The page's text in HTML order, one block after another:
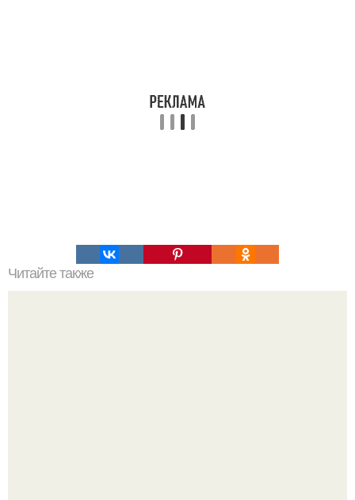
Читайте также